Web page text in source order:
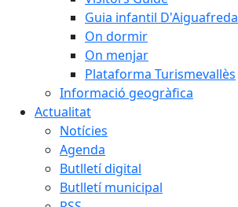
Guia infantil D'Aiguafreda
On dormir
On menjar
Plataforma Turismevallès
Informació geogràfica
Actualitat
Notícies
Agenda
Butlletí digital
Butlletí municipal